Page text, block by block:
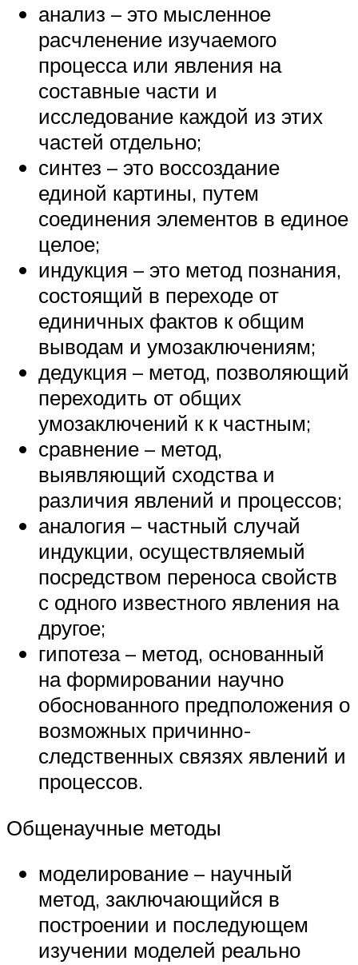
анализ – это мысленное
расчленение изучаемого
процесса или явления на
составные части и
исследование каждой из этих
частей отдельно;
синтез – это воссоздание
единой картины, путем
соединения элементов в единое
целое;
индукция – это метод познания,
состоящий в переходе от
единичных фактов к общим
выводам и умозаключениям;
дедукция – метод, позволяющий
переходить от общих
умозаключений к к частным;
сравнение – метод,
выявляющий сходства и
различия явлений и процессов;
аналогия – частный случай
индукции, осуществляемый
посредством переноса свойств
с одного известного явления на
другое;
гипотеза – метод, основанный
на формировании научно
обоснованного предположения о
возможных причинно-
следственных связях явлений и
процессов.
Общенаучные методы
моделирование – научный
метод, заключающийся в
построении и последующем
изучении моделей реально